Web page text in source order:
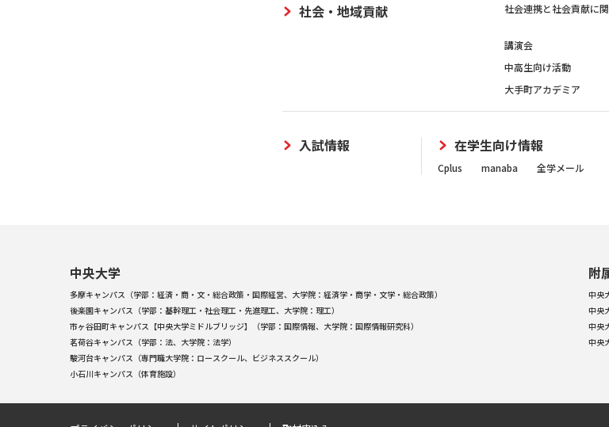
社会・地域貢献 社会連携と社会貢献に
講演会
中高生向け活動
大手町アカデミア
入試情報 在学生向け情報
Cplus manaba 全学メール
中央大学
多摩キャンパス（学部：経済・商・文・総合政策・国際経営、大学院：経済学・商学・文学・総合政策）
後楽園キャンパス（学部：基幹理工・社会理工・先進理工、大学院：理工）
市ヶ谷田町キャンパス【中央大学ミドルブリッジ】（学部：国際情報、大学院：国際情報研究科）
茗荷谷キャンパス（学部：法、大学院：法学）
駿河台キャンパス（専門職大学院：ロースクール、ビジネススクール）
小石川キャンパス（体育施設）
附
中央
中央
中央
中央